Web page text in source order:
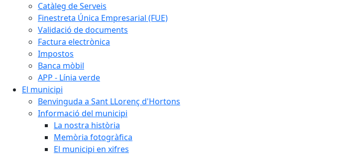
Catàleg de Serveis
Finestreta Única Empresarial (FUE)
Validació de documents
Factura electrònica
Impostos
Banca mòbil
APP - Línia verde
El municipi
Benvinguda a Sant LLorenç d'Hortons
Informació del municipi
La nostra història
Memòria fotogràfica
El municipi en xifres